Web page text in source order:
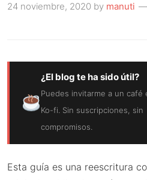
24 noviembre, 2020 by manuti
¿El blog te ha sido útil?
Puedes invitarme a un café
Ko-fi. Sin suscripciones, sin
compromisos.
Esta guía es una reescritura